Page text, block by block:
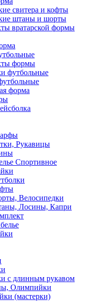
свитера и кофты
штаны и шорты
вратарской формы
формы
футбольные
форма
Рукавицы
Спортивное
Велосипедки
Лосины, Капри
с длинным рукавом
Олимпийки
(мастерки)